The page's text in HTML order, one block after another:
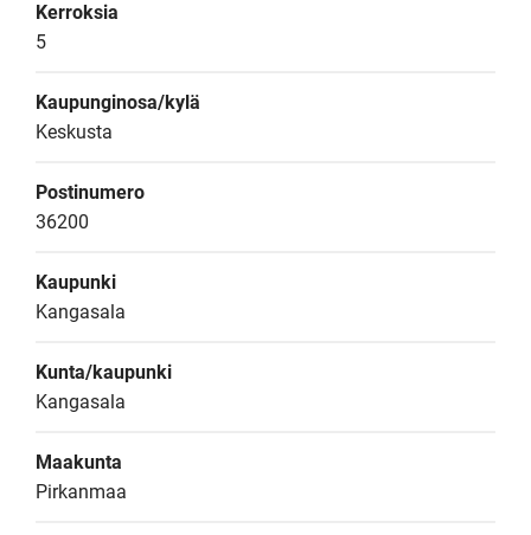
Kerroksia
5
Kaupunginosa/kylä
Keskusta
Postinumero
36200
Kaupunki
Kangasala
Kunta/kaupunki
Kangasala
Maakunta
Pirkanmaa